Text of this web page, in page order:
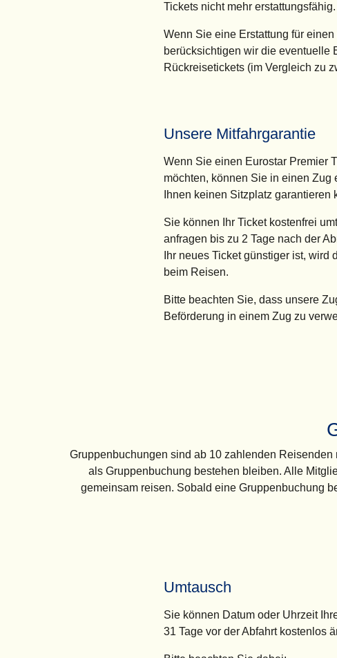
Tickets nicht mehr erstattungsfähig.
Wenn Sie eine Erstattung für
berücksichtigen wir die eventuelle
Rückreisetickets (im Vergleich zu
Unsere Mitfahrgarantie
Wenn Sie einen Eurostar Premier
möchten, können Sie in einen Zug
Ihnen keinen Sitzplatz garantieren
Sie können Ihr Ticket kostenfrei
anfragen bis zu 2 Tage nach der
Ihr neues Ticket günstiger ist,
beim Reisen.
Bitte beachten Sie, dass unsere
Beförderung in einem Zug zu
Gruppenbuchungen sind ab 10 zahlenden Reisenden
als Gruppenbuchung bestehen bleiben. Alle
gemeinsam reisen. Sobald eine Gruppenbuchung
Umtausch
Sie können Datum oder Uhrzeit
31 Tage vor der Abfahrt kostenlos